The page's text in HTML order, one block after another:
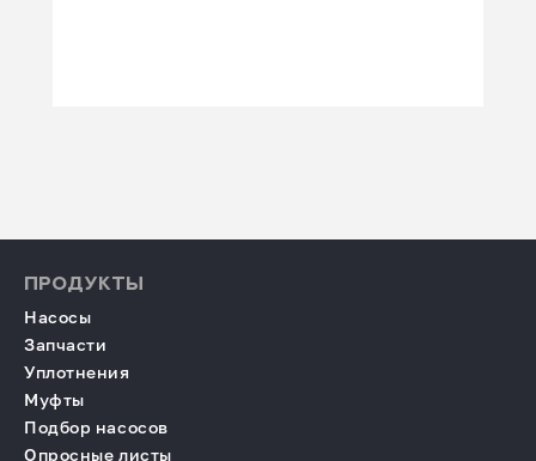
ПРОДУКТЫ
Насосы
Запчасти
Уплотнения
Муфты
Подбор насосов
Опросные листы